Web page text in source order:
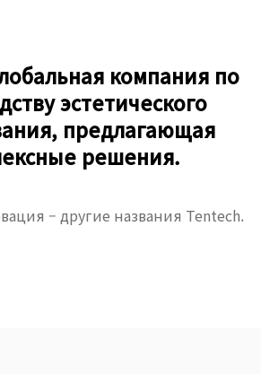
компания по
эстетического
предлагающая
решения.
– другие названия Tentech.